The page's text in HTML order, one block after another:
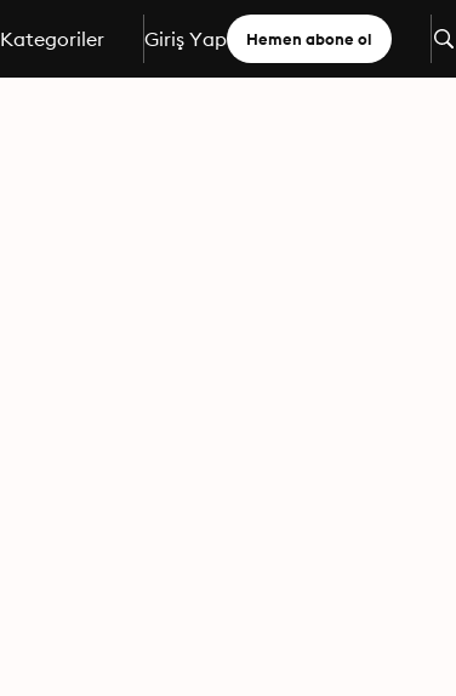
Kategoriler Giriş Yap Hemen abone ol